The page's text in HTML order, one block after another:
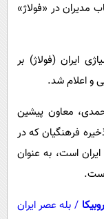
مدیران در «فولاژ»
ایران (فولاژ) بر
و اعلام شد.
معاون پیشین
فرهنگیان که در
است، به عنوان
روبیکا / بله عصر ایران